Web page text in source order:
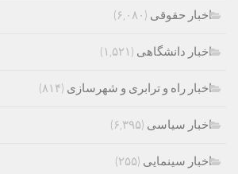
اخبار حقوقی (۶,۰۸۰)
اخبار دانشگاهی (۱,۵۲۱)
اخبار راه و ترابری و شهرسازی (۸۱۴)
اخبار سیاسی (۶,۳۹۵)
اخبار سینمایی (۲۵۵)